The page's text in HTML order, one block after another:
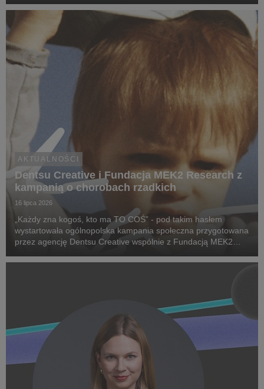
inteligencji.
AKTUALNOŚCI
Dentsu Creative i Fundacja MEK2 Research z
kampanią o chorobach rzadkich
16 lipca 2026
„Każdy zna kogoś, kto ma TO COŚ” - pod takim hasłem
wystartowała ogólnopolska kampania społeczna przygotowana
przez agencję Dentsu Creative wspólnie z Fundacją MEK2
chorób rzadkich, zwrócenie uwagi na problemy pac...